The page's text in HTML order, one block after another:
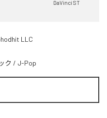
DaVinci ST
LLC
ク / J-Pop